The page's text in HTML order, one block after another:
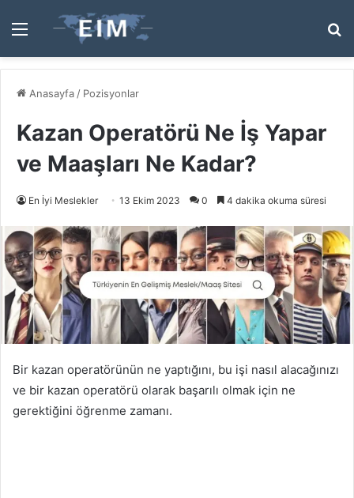
Menü
...
Anasayfa / Pozisyonlar
Kazan Operatörü Ne İş Yapar
ve Maaşları Ne Kadar?
En İyi Meslekler 13 Ekim 2023 0 4 dakika okuma süresi
Bir kazan operatörünün ne yaptığını, bu işi nasıl alacağınızı
ve bir kazan operatörü olarak başarılı olmak için ne
gerektiğini öğrenme zamanı.